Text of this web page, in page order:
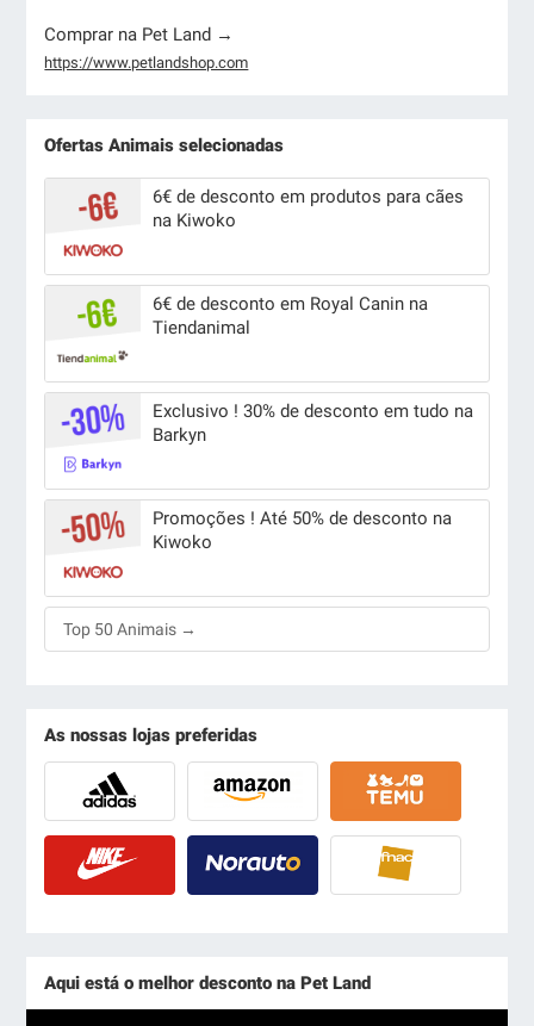
Comprar na Pet Land →
https://www.petlandshop.com
Ofertas Animais selecionadas
6€ de desconto em produtos para cães
na Kiwoko
6€ de desconto em Royal Canin na
Tiendanimal
Exclusivo ! 30% de desconto em tudo na
Barkyn
Promoções ! Até 50% de desconto na
Kiwoko
Top 50 Animais →
As nossas lojas preferidas
Aqui está o melhor desconto na Pet Land